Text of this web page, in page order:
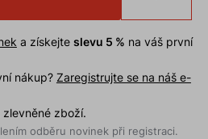
a získejte slevu 5 % na váš první
nákup? Zaregistrujte se na náš e-
zboží.
odběru novinek při registraci.